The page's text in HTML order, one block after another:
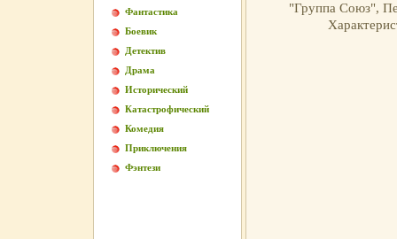
Фантастика
Боевик
Детектив
Драма
Исторический
Катастрофический
Комедия
Приключения
Фэнтези
"Группа Союз",